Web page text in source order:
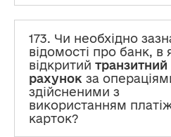
Декларування
Розміри прожиткового
173. Чи необхідно
відомості про банк, в
відкритий транзитний
рахунок за
здійсненими з
використанням
карток?